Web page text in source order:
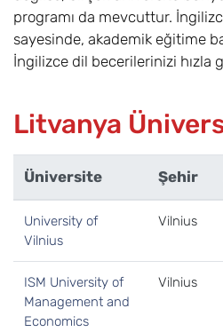
programı da mevcuttur.
sayesinde, akademik eğitime
İngilizce dil becerilerinizi hızla
Litvanya
Üniversite Şehir
University of
Vilnius
Vilnius
ISM University of
Management and
Economics
Vilnius